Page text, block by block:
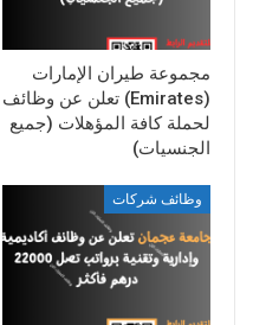
مجموعة طيران الإمارات
(Emirates) تعلن عن وظائف
لحملة كافة المؤهلات (جميع
الجنسيات)
وظائف شركات